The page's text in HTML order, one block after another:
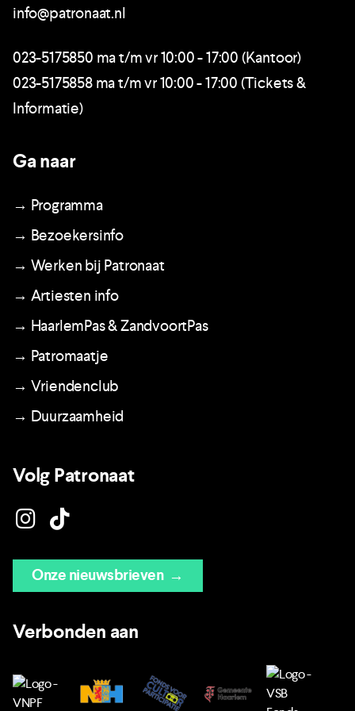
info@patronaat.nl
023-5175850 ma t/m vr 10:00 - 17:00 (Kantoor)
023-5175858 ma t/m vr 10:00 - 17:00 (Tickets &
Informatie)
Ga naar
→ Programma
→ Bezoekersinfo
→ Werken bij Patronaat
→ Artiesten info
→ HaarlemPas & ZandvoortPas
→ Patromaatje
→ Vriendenclub
→ Duurzaamheid
Volg Patronaat
Onze nieuwsbrieven→
Verbonden aan